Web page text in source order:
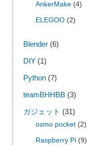
AnkerMake(4)
ELEGOO(2)
Blender(6)
DIY(1)
Python(7)
teamBHHBB(3)
ガジェット (31)
osmo pocket(2)
Raspberry Pi(9)